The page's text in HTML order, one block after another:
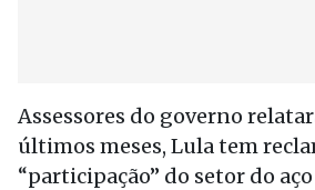
Assessores do governo
últimos meses, Lula tem
“participação” do setor do